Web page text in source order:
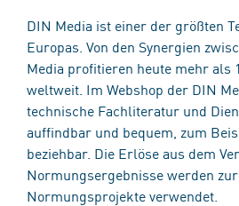
DIN Media ist einer der größten
Europas. Von den Synergien
Media profitieren heute mehr als
weltweit. Im Webshop der DIN
technische Fachliteratur und
auffindbar und bequem, zum
beziehbar. Die Erlöse aus dem
Normungsergebnisse werden
Normungsprojekte verwendet.